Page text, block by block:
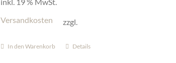
zzgl.
Versandkosten
In den Warenkorb Details